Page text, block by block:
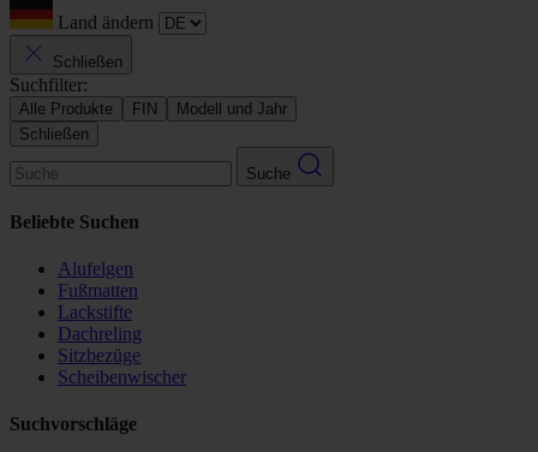
Land ändern
Schließen
Suchfilter:
Alle Produkte FIN
Modell und Jahr
Schließen
Suche
Beliebte Suchen
Alufelgen
Fußmatten
Lackstifte
Dachreling
Sitzbezüge
Scheibenwischer
Suchvorschläge